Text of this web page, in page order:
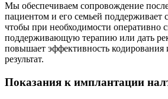
Мы обеспечиваем сопровождение
пациентом и его семьей поддерживает
чтобы при необходимости оперативно
поддерживающую терапию или дать
повышает эффективность кодирования
результат.
Показания к имплантации